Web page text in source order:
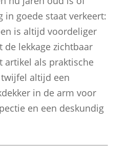
in goede staat verkeert:
is altijd voordeliger
de lekkage zichtbaar
artikel als praktische
altijd een
in de arm voor
en een deskundig